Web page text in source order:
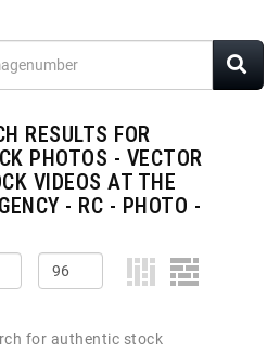
RESULTS FOR
PHOTOS - VECTOR
VIDEOS AT THE
- RC - PHOTO -
for authentic stock